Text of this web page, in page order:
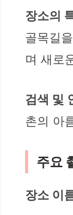
장소의
골목길
며 새로
검색 및
촌의 아
주요
장소 이